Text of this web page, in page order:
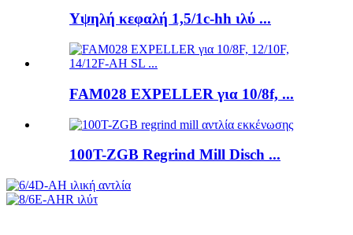
Υψηλή κεφαλή 1,5/1c-hh ιλύ ...
FAM028 EXPELLER για 10/8f, ...
100T-ZGB Regrind Mill Disch ...